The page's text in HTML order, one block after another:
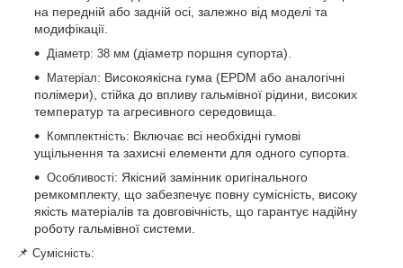
на передній або задній осі, залежно від моделі та
модифікації.
Діаметр: 38 мм (діаметр поршня супорта).
Матеріал: Високоякісна гума (EPDM або аналогічні
полімери), стійка до впливу гальмівної рідини, високих
температур та агресивного середовища.
Комплектність: Включає всі необхідні гумові
ущільнення та захисні елементи для одного супорта.
Особливості: Якісний замінник оригінального
ремкомплекту, що забезпечує повну сумісність, високу
якість матеріалів та довговічність, що гарантує надійну
роботу гальмівної системи.
📌 Сумісність: